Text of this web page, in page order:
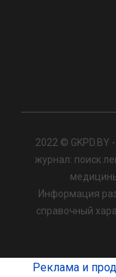
2022 © GKPD.BY
журнал: поиск
Информация
справочный
Реклама и